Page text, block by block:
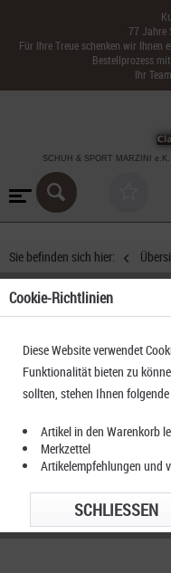
77 Jahre
Für Ihre Treue schenken wir Ihnen
Bestellprozess
Ihr
SCHUH & SPORT MARZINI
Sie befinden sich hier:
Cookie-Richtlinien
Diese Website verwendet
Funktionalität bieten zu
sollten, stehen Ihnen
Artikel in den Warenkorb
Merkzettel
Artikelempfehlungen und
SCHLIESSEN